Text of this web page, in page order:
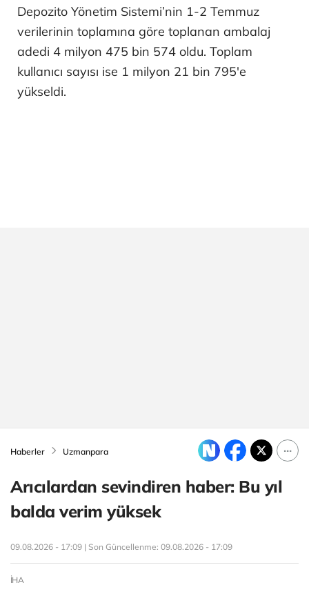
Depozito Yönetim Sistemi’nin 1-2 Temmuz
verilerinin toplamına göre toplanan ambalaj
adedi 4 milyon 475 bin 574 oldu. Toplam
kullanıcı sayısı ise 1 milyon 21 bin 795'e
yükseldi.
Haberler Uzmanpara
Arıcılardan sevindiren haber: Bu yıl
balda verim yüksek
09.08.2026 - 17:09 | Son Güncellenme: 09.08.2026 - 17:09
İHA